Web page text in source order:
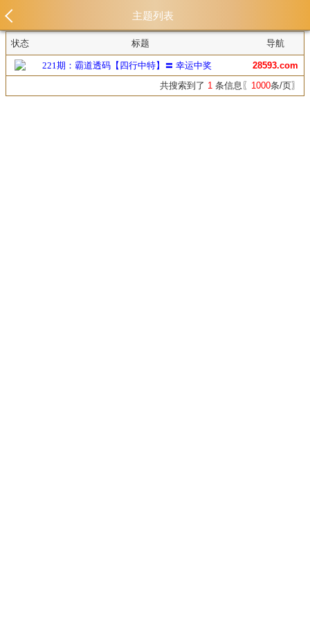
主题列表
状态 标题 导航
221期：霸道透码【四行中特】〓 幸运中奖
28593.com
共搜索到了 1 条信息〖 1000条/页〗